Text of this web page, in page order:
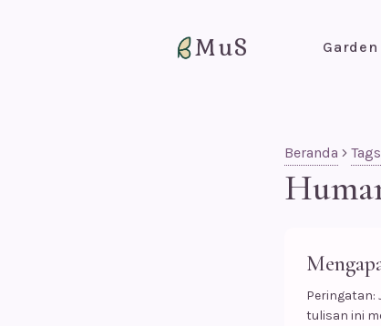
MuS Garden
Beranda Tags
Peringatan:
tulisan ini